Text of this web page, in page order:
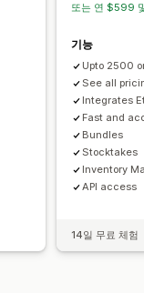
또는 연 $599
기능
Upto 2500
See all
Integrates
Fast and
Bundles
Stocktakes
Inventory
API access
14일 무료 체험